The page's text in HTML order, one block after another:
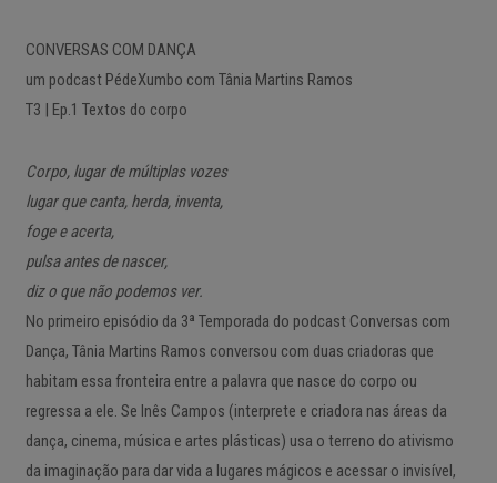
CONVERSAS COM DANÇA
um podcast PédeXumbo com Tânia Martins Ramos
T3 | Ep.1 Textos do corpo
Corpo, lugar de múltiplas vozes
lugar que canta, herda, inventa,
foge e acerta,
pulsa antes de nascer,
diz o que não podemos ver.
No primeiro episódio da 3ª Temporada do podcast Conversas com
Dança, Tânia Martins Ramos conversou com duas criadoras que
habitam essa fronteira entre a palavra que nasce do corpo ou
regressa a ele. Se Inês Campos (interprete e criadora nas áreas da
dança, cinema, música e artes plásticas) usa o terreno do ativismo
da imaginação para dar vida a lugares mágicos e acessar o invisível,